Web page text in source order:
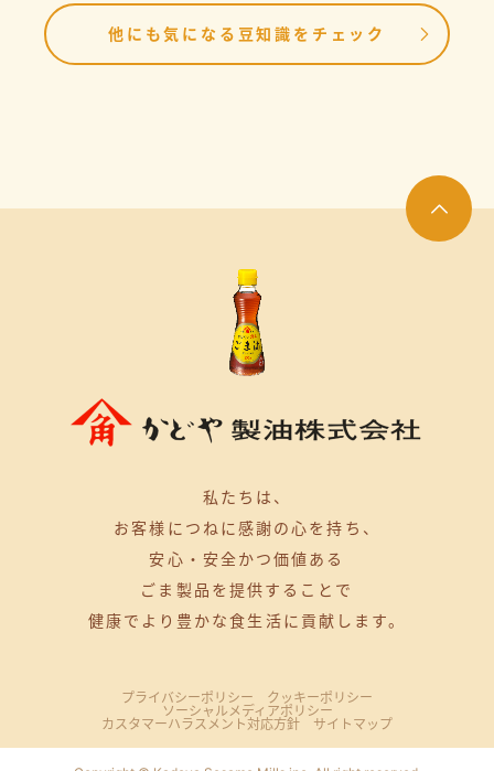
他にも気になる豆知識をチェック
私たちは、
お客様につねに感謝の心を持ち、
安心・安全かつ価値ある
ごま製品を提供することで
健康でより豊かな食生活に貢献します。
プライバシーポリシー
クッキーポリシー
ソーシャルメディアポリシー
カスタマーハラスメント対応方針
サイトマップ